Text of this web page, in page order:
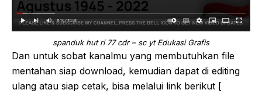
spanduk hut ri 77 cdr – sc yt Edukasi Grafis
Dan untuk sobat kanalmu yang membutuhkan file
mentahan siap download, kemudian dapat di editing
ulang atau siap cetak, bisa melalui link berikut [